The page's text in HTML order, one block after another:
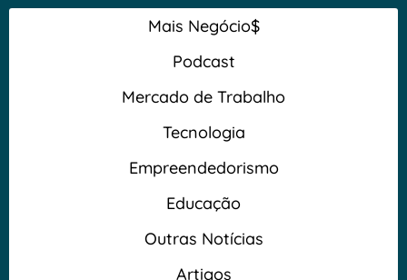
Mais Negócio$
Podcast
Mercado de Trabalho
Tecnologia
Empreendedorismo
Educação
Outras Notícias
Artigos